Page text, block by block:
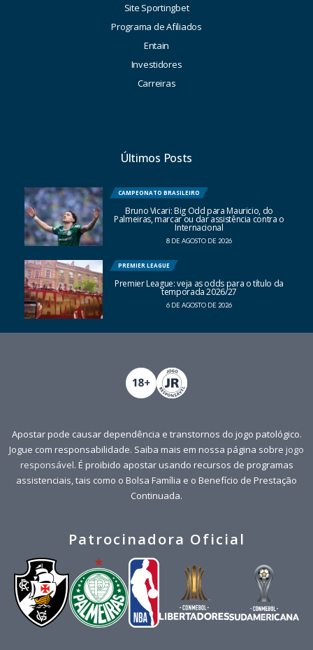
Site Sportingbet
Programa de Afiliados
Entain
Investidores
Carreiras
Últimos Posts
CAMPEONATO BRASILEIRO
Bruno Vicari: Big Odd para Mauricio, do
Palmeiras, marcar ou dar assistência contra o
Internacional
8 DE AGOSTO DE 2026
PREMIER LEAGUE
Premier League: veja as odds para o título da
temporada 2026/27
6 DE AGOSTO DE 2026
Apostar pode causar dependência e transtornos do jogo patológico.
Jogue com responsabilidade. Saiba mais em nossa página sobre jogo
responsável. É proibido apostar usando recursos de programas
assistenciais, tais como o Bolsa Família e o Benefício de Prestação
Continuada.
Patrocinadora Oficial